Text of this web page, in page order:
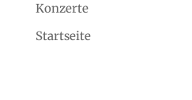
Konzerte
Startseite